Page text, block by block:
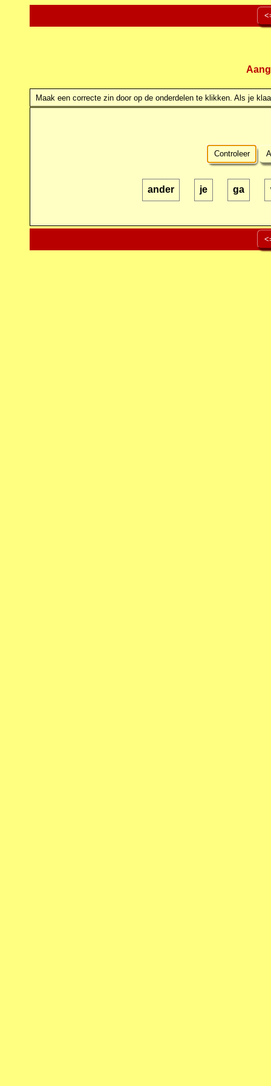
Maak een correcte zin door op de onderdelen te klikken. Als je
Controleer
ander je ga